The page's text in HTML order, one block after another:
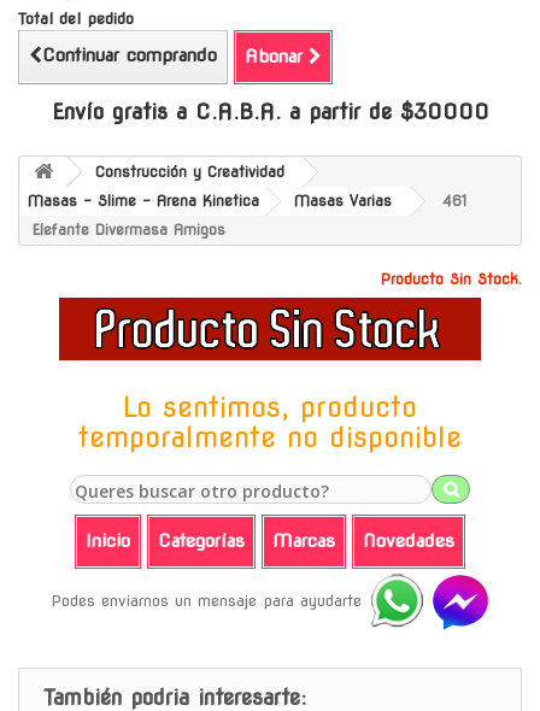
Total del pedido
Continuar comprando Abonar
Envío gratis a C.A.B.A. a partir de $30000
Construcción y Creatividad
Masas - Slime - Arena Kinetica
Masas Varias
461
Elefante Divermasa Amigos
Producto Sin Stock.
Lo sentimos, producto
temporalmente no disponible
Inicio Categorías Marcas Novedades
Podes enviarnos un mensaje para ayudarte
También podria interesarte: